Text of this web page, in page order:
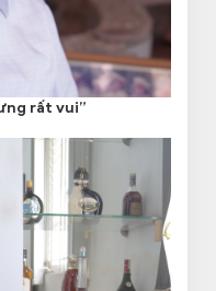
rất vui”